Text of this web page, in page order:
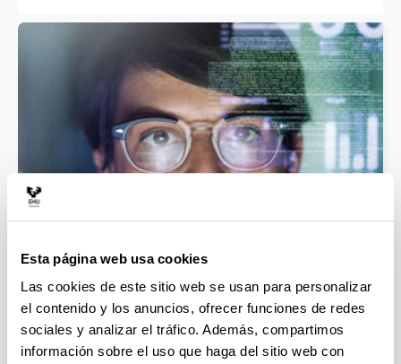
Esta página web usa cookies
Las cookies de este sitio web se usan para personalizar
el contenido y los anuncios, ofrecer funciones de redes
sociales y analizar el tráfico. Además, compartimos
información sobre el uso que haga del sitio web con
In-house Master’s in Scientific Culture